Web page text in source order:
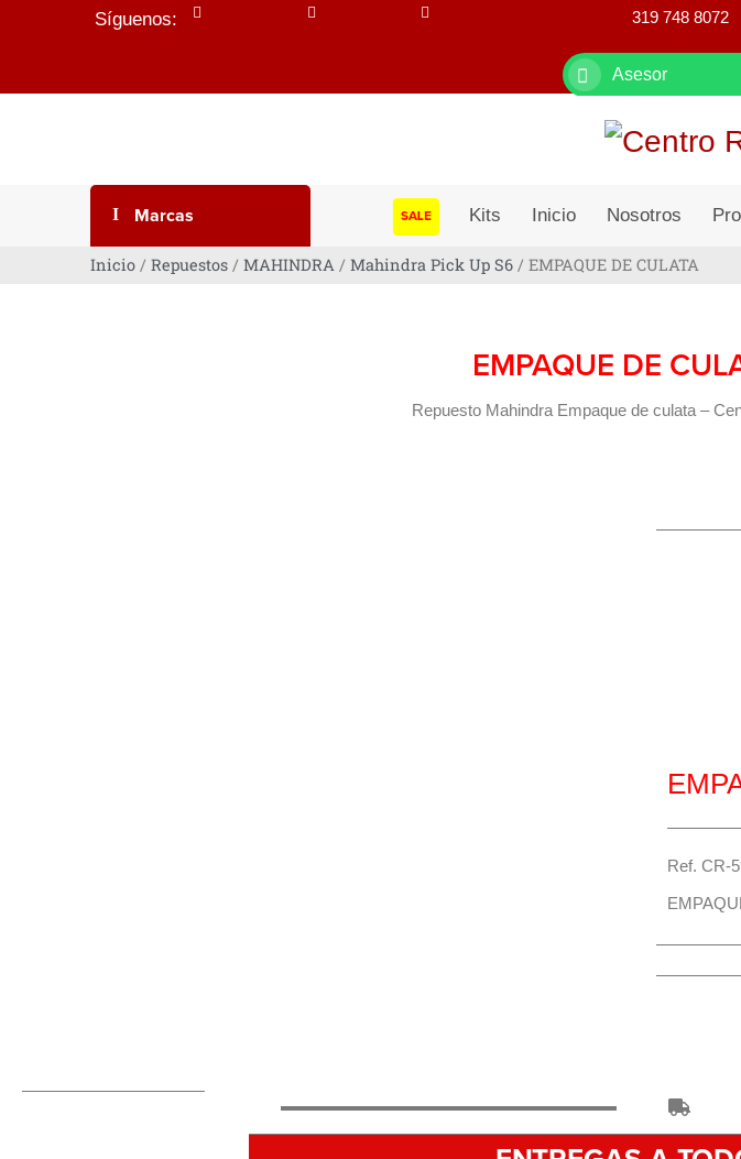
Síguenos: 319 748 8072
Asesor
Marcas SALE Kits Inicio Nosotros
Inicio / Repuestos / MAHINDRA / Mahindra Pick Up S6 / EMPAQUE DE CULATA
EMPAQUE DE
Repuesto Mahindra Empaque de culata –
Ref. CR-